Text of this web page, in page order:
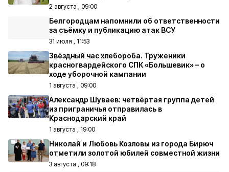
2 августа , 09:00
Белгородцам напомнили об ответственности
за съёмку и публикацию атак ВСУ
31 июля , 11:53
Звёздный час хлебороба. Труженики
красногвардейского СПК «Большевик» – о
ходе уборочной кампании
1 августа , 09:00
Александр Шуваев: четвёртая группа детей
из приграничья отправилась в
Краснодарский край
1 августа , 19:00
Николай и Любовь Козловы из города Бирюч
отметили золотой юбилей совместной жизни
3 августа , 09:18